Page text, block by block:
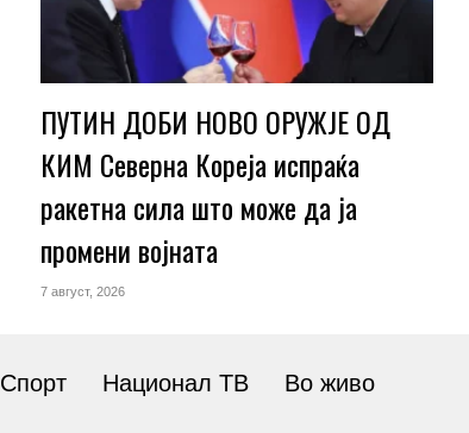
ПУТИН ДОБИ НОВО ОРУЖЈЕ ОД
КИМ Северна Кореја испраќа
ракетна сила што може да ја
промени војната
7 август, 2026
Спорт Национал ТВ Во живо